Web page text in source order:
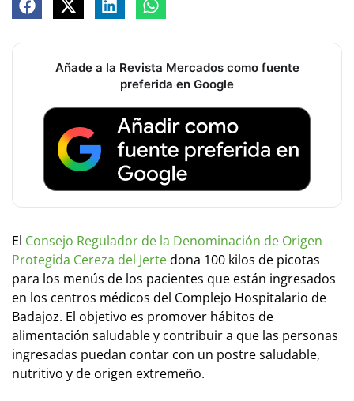
Añade a la Revista Mercados como fuente
preferida en Google
El Consejo Regulador de la Denominación de Origen
Protegida Cereza del Jertedona 100 kilos de picotas
para los menús de los pacientes que están ingresados
en los centros médicos del Complejo Hospitalario de
Badajoz. El objetivo es promover hábitos de
alimentación saludable y contribuir a que las personas
ingresadas puedan contar con un postre saludable,
nutritivo y de origen extremeño.